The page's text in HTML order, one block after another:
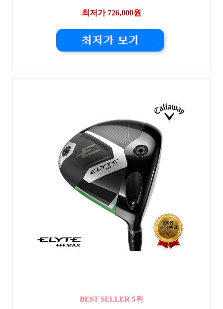
최저가 726,000원
BEST SELLER 5위